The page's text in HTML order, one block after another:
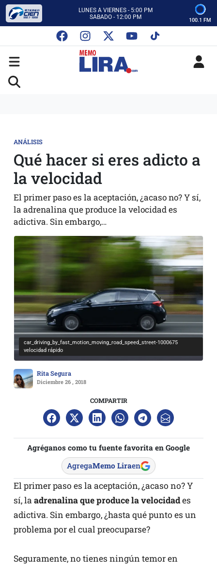
ESCUCHA AUTOS AL CIEN
CON MEMO LIRA Y SU EQUIPO
SABADO - 12:00 PM
ESCUCHA AUTOS AL CIEN
CON MEMO LIRA Y SU EQUIPO
LUNES A VIERNES - 5:00 PM
SABADO - 12:00 PM
100.1 FM
ANÁLISIS
Qué hacer si eres adicto a
la velocidad
El primer paso es la aceptación, ¿acaso no? Y sí,
la adrenalina que produce la velocidad es
adictiva. Sin embargo,…
car_driving_by_fast_motion_moving_road_speed_street-1000675
velocidad rápido
Rita Segura
Diciembre 26 , 2018
COMPARTIR
Agréganos como tu fuente favorita en Google
AgregaMemo Liraen
El primer paso es la aceptación, ¿acaso no? Y
sí, la adrenalina que produce la velocidades
adictiva. Sin embargo, ¿hasta qué punto es un
problema por el cual preocuparse?
Seguramente, no tienes ningún temor en